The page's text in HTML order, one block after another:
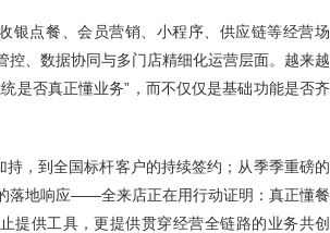
银点餐、会员营销、小程序、供应链等经营场
控、数据协同与多门店精细化运营层面。越来越
是否真正懂业务”，而不仅仅是基础功能是否齐
持，到全国标杆客户的持续签约；从季季重磅的
落地响应——全来店正在用行动证明：真正懂餐
提供工具，更提供贯穿经营全链路的业务共创